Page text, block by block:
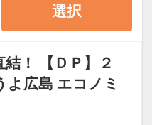
日～2026年9月
選択
！ 【ＤＰ】２
よ広島 エコノミ